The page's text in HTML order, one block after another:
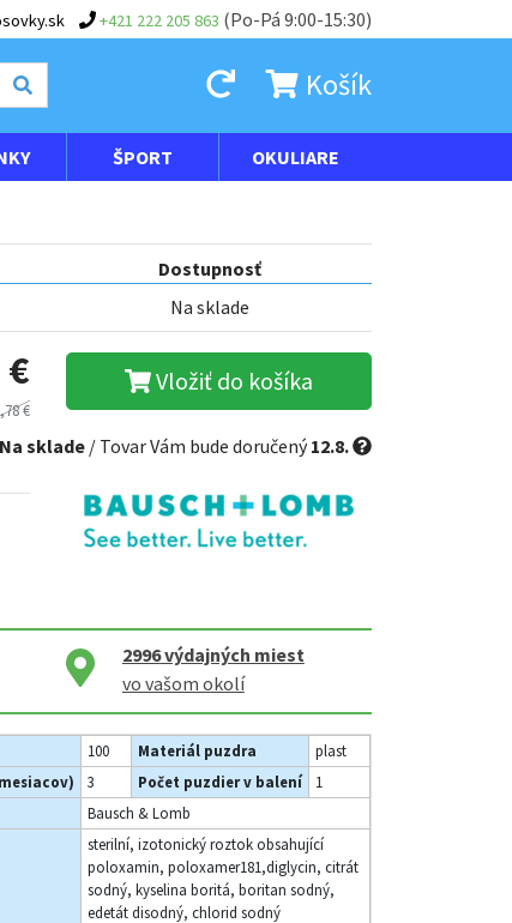
+421 222 205 863 (Po-Pá 9:00-15:30)
Košík
ŠPORT OKULIARE
Dostupnosť
Na sklade
€
€
Vložiť do košíka
Na sklade / Tovar Vám bude doručený12.8.
2996výdajných miest
vo vašom okolí
100 Materiál puzdra
plast
3 Počet puzdier v balení
1
Bausch & Lomb
sterilní, izotonický roztok obsahující
poloxamin, poloxamer181,diglycin, citrát
sodný, kyselina boritá, boritan sodný,
edetát disodný, chlorid sodný